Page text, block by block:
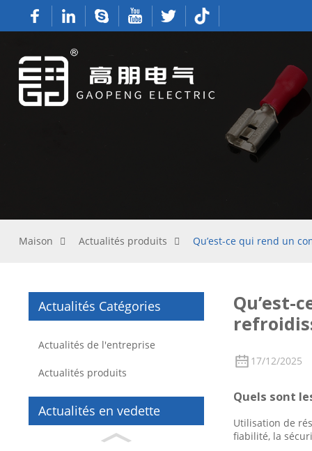
Maison Actualités produits Qu’est-ce qui rend un
Actualités Catégories
Actualités de l'entreprise
Actualités produits
Actualités en vedette
Qu’est-
17/12/2025
Quels sont
Utilisation de
fiabilité, la